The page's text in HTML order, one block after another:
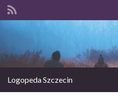
Logopeda Szczecin